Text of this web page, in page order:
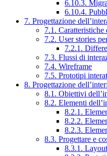
6.10.3.
6.10.4.
7. Progettazione
7.1. Caratteristiche
7.2. User stories
7.2.1.
7.3. Flussi di
7.4. Wireframe
7.5. Prototipi
8. Progettazione
8.1. Obiettivi
8.2. Elementi
8.2.1.
8.2.2.
8.2.3.
8.3. Progettare e
8.3.1.